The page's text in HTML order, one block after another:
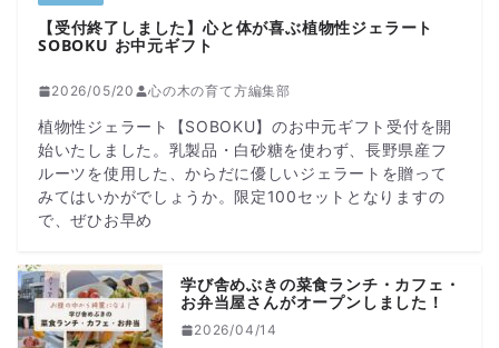
【受付終了しました】心と体が喜ぶ植物性ジェラート
SOBOKU お中元ギフト
2026/05/20 心の木の育て方編集部
植物性ジェラート【SOBOKU】のお中元ギフト受付を開
始いたしました。乳製品・白砂糖を使わず、長野県産フ
ルーツを使用した、からだに優しいジェラートを贈って
みてはいかがでしょうか。限定100セットとなりますの
で、ぜひお早め
学び舎めぶきの菜食ランチ・カフェ・
お弁当屋さんがオープンしました！
2026/04/14